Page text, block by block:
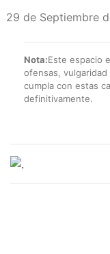
29 de Septiembre
Nota:Este espacio
ofensas,
cumpla con estas
definitivamente.